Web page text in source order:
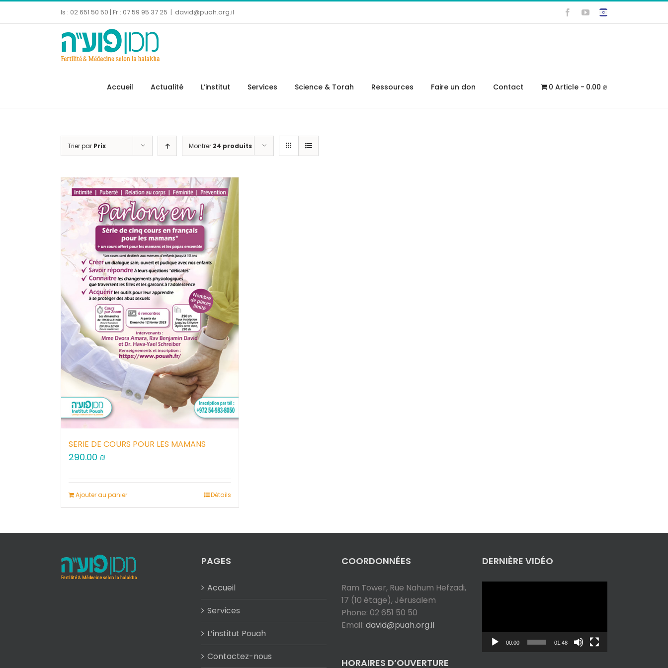
Is : 02 651 50 50 | Fr : 07 59 95 37 25 | david@puah.org.il FacebookYouTube
Accueil Actualité L’institut Services Science & Torah Ressources Faire un don Contact 0 Article 0.00 ₪
Trier par Prix Montrer 24 produits
SERIE DE COURS POUR LES MAMANS
290.00 ₪
Ajouter au panier Détails
PAGES
Accueil
Services
L’institut Pouah
Contactez-nous
COORDONNÉES
Ram Tower, Rue Nahum Hefzadi,
17 (10 étage), Jérusalem
Phone: 02 651 50 50
Email: david@puah.org.il
HORAIRES D’OUVERTURE
DERNIÈRE VIDÉO
00:00 01:48